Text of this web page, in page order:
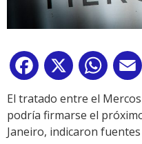
Facebook
X
El tratado entre el
podría firmarse el
Janeiro, indicaron